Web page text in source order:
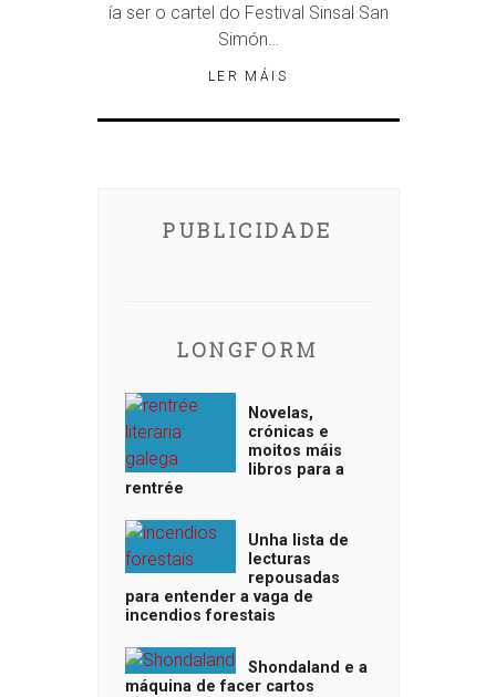
ía ser o cartel do Festival Sinsal San
Simón…
LER MÁIS
PUBLICIDADE
LONGFORM
Novelas,
crónicas e
moitos máis
libros para a
rentrée
Unha lista de
lecturas
repousadas
para entender a vaga de
incendios forestais
Shondaland e a
máquina de facer cartos